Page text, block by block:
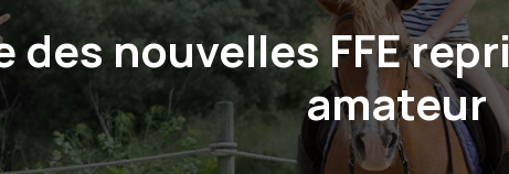
des nouvelles FFE
amateur